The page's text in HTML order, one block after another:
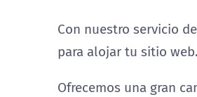
Con nuestro servicio
para alojar tu sitio web.
Ofrecemos una gran